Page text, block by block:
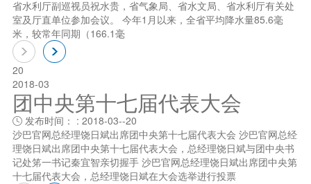
省水利厅副巡视员祝水贵，省气象局、省水文局、省水利厅有关处
室及厅直单位参加会议。 今年1月以来，全省平均降水量85.6毫
米，较常年同期（166.1毫
20
2018-03
团中央第十七届代表大会
发布时间： : 2018-03--20
沙巴官网总经理饶日斌出席团中央第十七届代表大会 沙巴官网总经
理饶日斌出席团中央第十七届代表大会，总经理饶日斌与团中央书
记处笫一书记秦宜智亲切握手 沙巴官网总经理饶日斌出席团中央第
十七届代表大会，总经理饶日斌在大会选举进行投票